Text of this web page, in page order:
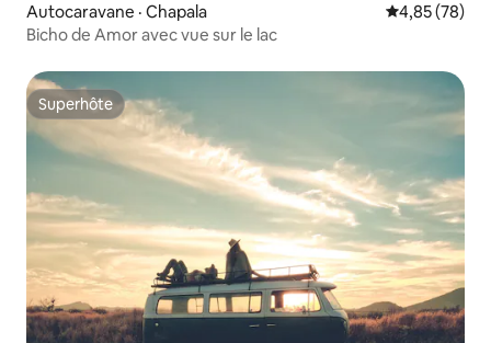
Autocaravane · Chapala Note
4,85 (78)
Bicho de Amor avec vue sur le lac
Superhôte
Superhôte